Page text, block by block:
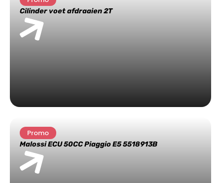
Cilinder voet afdraaien 2T
Promo
Malossi ECU 50CC Piaggio E5 5518913B